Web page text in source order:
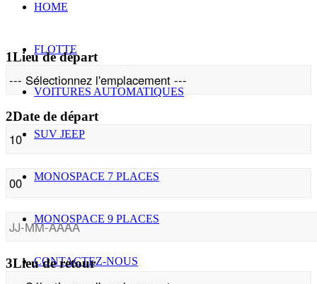
HOME
FLOTTE
VOITURES AUTOMATIQUES
SUV JEEP
MONOSPACE 7 PLACES
MONOSPACE 9 PLACES
CONTACTEZ-NOUS
1Lieu de départ
2Date de départ
3Lieu de retour